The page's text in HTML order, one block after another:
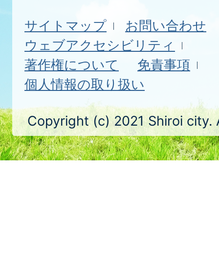
サイトマップ
お問い合わせ
ウェブアクセシビリティ
著作権について
免責事項
個人情報の取り扱い
Copyright (c) 2021 Shiroi city.